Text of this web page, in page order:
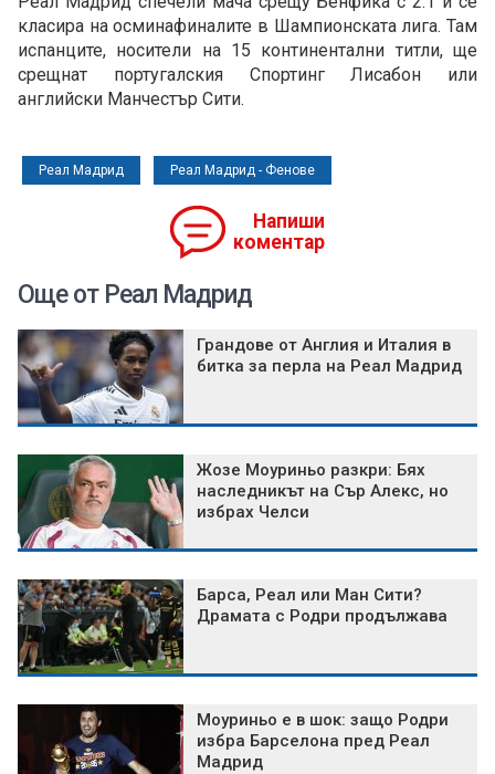
класира на осминафиналите в Шампионската лига. Там
испанците, носители на 15 континентални титли, ще
срещнат португалския Спортинг Лисабон или
английски Манчестър Сити.
Реал Мадрид Реал Мадрид - Фенове
Напиши
коментар
Още от Реал Мадрид
Грандове от Англия и Италия в
битка за перла на Реал Мадрид
Жозе Моуриньо разкри: Бях
наследникът на Сър Алекс, но
избрах Челси
Барса, Реал или Ман Сити?
Драмата с Родри продължава
Моуриньо е в шок: защо Родри
избра Барселона пред Реал
Мадрид